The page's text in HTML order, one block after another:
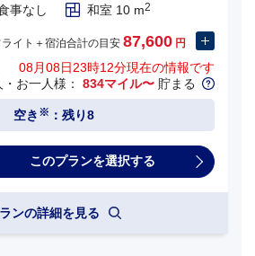
事なし 和室 10 m2
ライト＋宿泊合計の目安 87,600 円
08月08日23時12分現在の情報です
・お一人様： 834マイル〜 貯まる
空き ※ ：残り8
ンの詳細を見る